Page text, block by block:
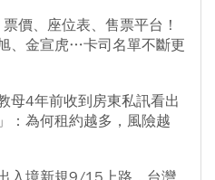
價、座位表、售票平台！
、金宣虎…卡司名單不斷更
母4年前收到房東私訊看出
：為何租約越多，風險越